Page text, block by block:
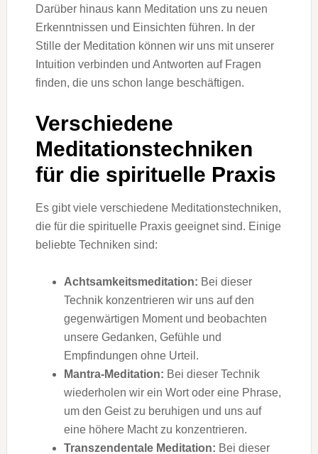
Darüber hinaus kann Meditation uns zu neuen
Erkenntnissen und Einsichten führen. In der
Stille der Meditation können wir uns mit unserer
Intuition verbinden und Antworten auf Fragen
finden, die uns schon lange beschäftigen.
Verschiedene
Meditationstechniken
für die spirituelle Praxis
Es gibt viele verschiedene Meditationstechniken,
die für die spirituelle Praxis geeignet sind. Einige
beliebte Techniken sind:
Achtsamkeitsmeditation: Bei dieser
Technik konzentrieren wir uns auf den
gegenwärtigen Moment und beobachten
unsere Gedanken, Gefühle und
Empfindungen ohne Urteil.
Mantra-Meditation: Bei dieser Technik
wiederholen wir ein Wort oder eine Phrase,
um den Geist zu beruhigen und uns auf
eine höhere Macht zu konzentrieren.
Transzendentale Meditation: Bei dieser